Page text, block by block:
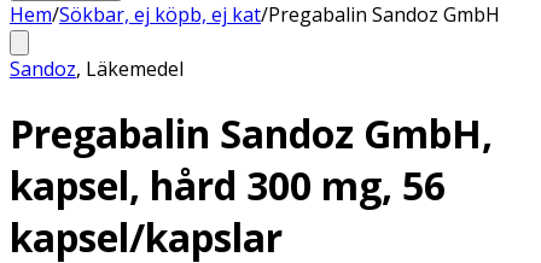
Hem/Sökbar, ej köpb, ej kat/Pregabalin Sandoz GmbH
Sandoz, Läkemedel
Pregabalin Sandoz GmbH,
kapsel, hård 300 mg, 56
kapsel/kapslar